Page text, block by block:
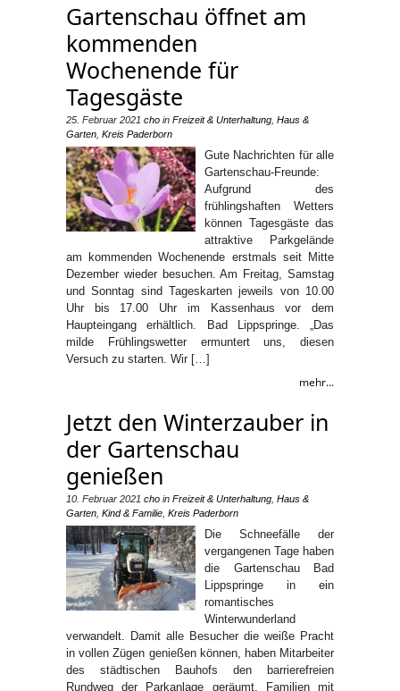
Gartenschau öffnet am
kommenden
Wochenende für
Tagesgäste
25. Februar 2021 cho in Freizeit & Unterhaltung Haus &
Garten Kreis Paderborn
Gute Nachrichten für alle
Gartenschau-Freunde:
Aufgrund des
frühlingshaften Wetters
können Tagesgäste das
attraktive Parkgelände
am kommenden Wochenende erstmals seit Mitte
Dezember wieder besuchen. Am Freitag, Samstag
und Sonntag sind Tageskarten jeweils von 10.00
Uhr bis 17.00 Uhr im Kassenhaus vor dem
Haupteingang erhältlich. Bad Lippspringe. „Das
milde Frühlingswetter ermuntert uns, diesen
Versuch zu starten. Wir […]
mehr...
Jetzt den Winterzauber in
der Gartenschau
genießen
10. Februar 2021 cho in Freizeit & Unterhaltung Haus &
Garten Kind & Familie Kreis Paderborn
Die Schneefälle der
vergangenen Tage haben
die Gartenschau Bad
Lippspringe in ein
romantisches
Winterwunderland
verwandelt. Damit alle Besucher die weiße Pracht
in vollen Zügen genießen können, haben Mitarbeiter
des städtischen Bauhofs den barrierefreien
Rundweg der Parkanlage geräumt. Familien mit